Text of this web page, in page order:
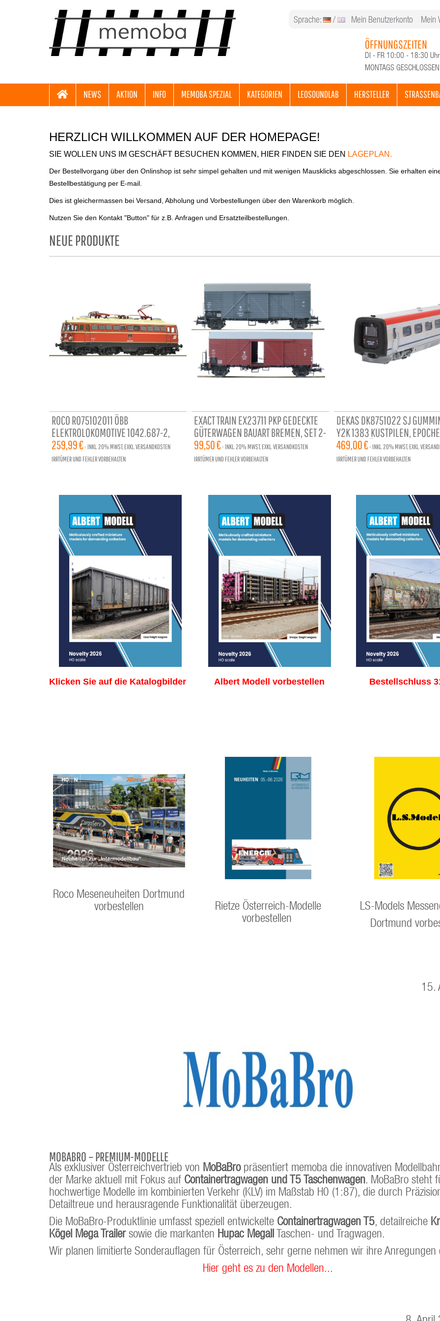
Sprache: / Mein Benutzerkonto Mein
ÖFFNUNGSZEITEN
DI - FR 10:00 - 18:30
MONTAGS GESCHLOSSEN
NEWS AKTION INFO MEMOBA SPEZIAL KATEGORIEN LEOSOUNDLAB HERSTELLER
HERZLICH WILLKOMMEN AUF DER HOMEPAGE!
SIE WOLLEN UNS IM GESCHÄFT BESUCHEN KOMMEN, HIER FINDEN SIE DEN LAGEPLAN.
Der Bestellvorgang über den Onlinshop ist sehr simpel gehalten und mit wenigen Mausklicks abgeschlossen. Sie erhalten
Bestellbestätigung per E-mail.
Dies ist gleichermassen bei Versand, Abholung und Vorbestellungen über den Warenkorb möglich.
Nutzen Sie den Kontakt "Button" für z.B. Anfragen und Ersatzteilbestellungen.
NEUE PRODUKTE
ROCO RO75102011 ÖBB
ELEKTROLOKOMOTIVE 1042.687-2,
EPOCHE IV, LEO SOUND UPDATE
259,99 €- INKL.20% MWST, EXKL. VERSANDKOSTEN
IRRTÜMER UND FEHLER VORBEHALTEN
EXACT TRAIN EX23711 PKP GEDECKTE
GÜTERWAGEN BAUART BREMEN, SET 2-
TEILIG, EPOCHE III, EINZELSTÜCK
99,50 €- INKL.20% MWST, EXKL. VERSANDKOSTEN
IRRTÜMER UND FEHLER VORBEHALTEN
DEKAS DK8751022 SJ
Y2K 1383 KUSTPILEN,
EINZELSTÜCK
469,00 €- INKL.20% MWST, EXKL.
IRRTÜMER UND FEHLER VORBEHALTEN
Klicken Sie auf die Katalogbilder Albert Modell vorbestellen Bestellschluss
Roco Meseneuheiten Dortmund
vorbestellen
Rietze Österreich-Modelle
vorbestellen
LS-Models
Dortmund
15.
MOBABRO – PREMIUM-MODELLE
Als exklusiver Österreichvertrieb von MoBaBropräsentiert memoba die innovativen
der Marke aktuell mit Fokus auf Containertragwagen und T5 Taschenwagen. MoBaBro steht
hochwertige Modelle im kombinierten Verkehr (KLV) im Maßstab H0 (1:87), die durch
Detailtreue und herausragende Funktionalität überzeugen.
Die MoBaBro-Produktlinie umfasst speziell entwickelte Containertragwagen T5, detailreiche
Kögel Mega Trailersowie die markanten Hupac MegaII Taschen- und Tragwagen.
Wir planen limitierte Sonderauflagen für Österreich, sehr gerne nehmen wir ihre Anregungen
Hier geht es zu den Modellen...